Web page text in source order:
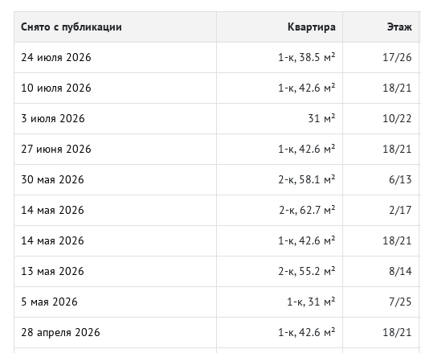
Снято с публикации Квартира Этаж
24 июля 2026 1-к, 38.5 м² 17/26
10 июля 2026 1-к, 42.6 м² 18/21
3 июля 2026 31 м² 10/22
27 июня 2026 1-к, 42.6 м² 18/21
30 мая 2026 2-к, 58.1 м² 6/13
14 мая 2026 2-к, 62.7 м² 2/17
14 мая 2026 1-к, 42.6 м² 18/21
13 мая 2026 2-к, 55.2 м² 8/14
5 мая 2026 1-к, 31 м² 7/25
28 апреля 2026 1-к, 42.6 м² 18/21